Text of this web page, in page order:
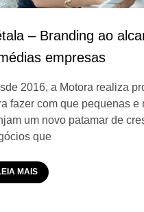
– Branding ao
empresas
2016, a Motora realiza
fazer com que pequenas e
um novo patamar de
que
MAIS